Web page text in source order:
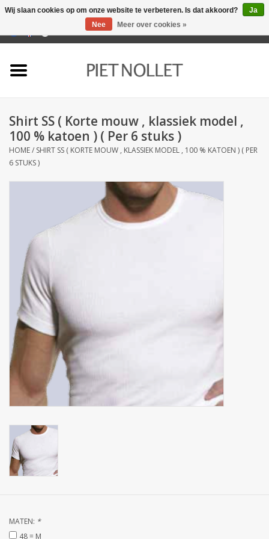
Badlinnen
Bedlinnen
Keukenlinnen
Sokken
Zakdoeken
Pullover
Huis en nacht kledij ( HEREN
)
Kledij
Stof per meter
Shirt SS ( Korte mouw , klassiek model ,
100 % katoen ) ( Per 6 stuks )
HOME/ SHIRT SS ( KORTE MOUW , KLASSIEK MODEL , 100 % KATOEN ) ( PER
6 STUKS )
MATEN: *
48 = M
Wij slaan cookies op om onze website te verbeteren. Is dat akkoord?
Ja
Nee
Meer over cookies »